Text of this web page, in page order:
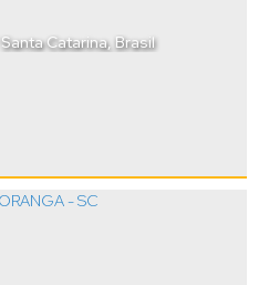
Santa Catarina, Brasil